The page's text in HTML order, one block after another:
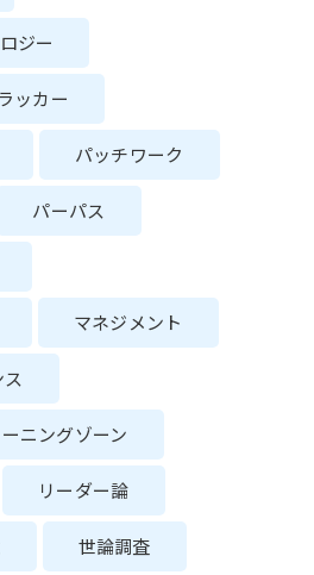
ジー
ッカー
パッチワーク
パーパス
マネジメント
ニングゾーン
リーダー論
世論調査